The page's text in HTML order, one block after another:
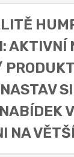
AKTIVNÍ
V
NA